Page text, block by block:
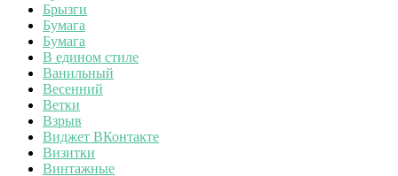
Брызги
Бумага
Бумага
В едином стиле
Ванильный
Весенний
Ветки
Взрыв
Виджет ВКонтакте
Визитки
Винтажные